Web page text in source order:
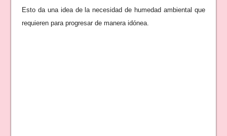
Esto da una idea de la necesidad de humedad ambiental que
requieren para progresar de manera idónea.